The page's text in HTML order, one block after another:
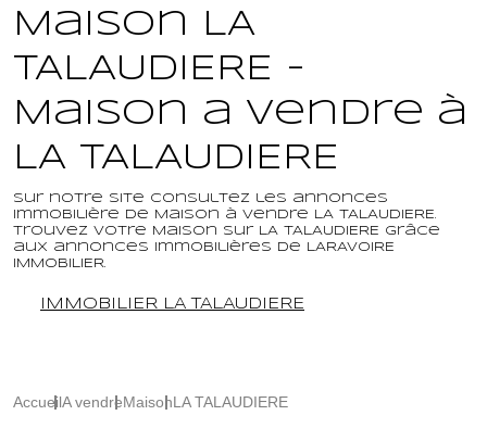
Maison LA
TALAUDIERE -
Maison a vendre à
LA TALAUDIERE
Sur notre site consultez les annonces
immobilière de Maison à vendre LA TALAUDIERE.
Trouvez votre Maison sur LA TALAUDIERE grâce
aux annonces immobilières de LARAVOIRE
IMMOBILIER.
IMMOBILIER LA TALAUDIERE
AccueilA vendreMaisonLA TALAUDIERE